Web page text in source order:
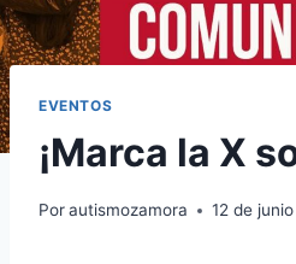
EVENTOS
¡Marca la X
Porautismozamora 12 de